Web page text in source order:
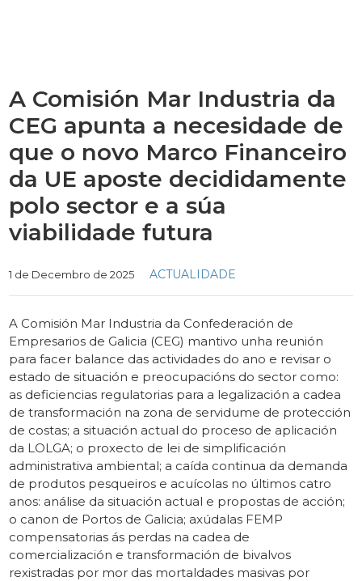
A Comisión Mar Industria da
CEG apunta a necesidade de
que o novo Marco Financeiro
da UE aposte decididamente
polo sector e a súa
viabilidade futura
1 de Decembro de 2025 Categories
ACTUALIDADE
A Comisión Mar Industria da Confederación de
Empresarios de Galicia (CEG) mantivo unha reunión
para facer balance das actividades do ano e revisar o
estado de situación e preocupacións do sector como:
as deficiencias regulatorias para a legalización a cadea
de transformación na zona de servidume de protección
de costas; a situación actual do proceso de aplicación
da LOLGA; o proxecto de lei de simplificación
administrativa ambiental; a caída continua da demanda
de produtos pesqueiros e acuícolas no últimos catro
anos: análise da situación actual e propostas de acción;
o canon de Portos de Galicia; axúdalas FEMP
compensatorias ás perdas na cadea de
comercialización e transformación de bivalvos
rexistradas por mor das mortaldades masivas por